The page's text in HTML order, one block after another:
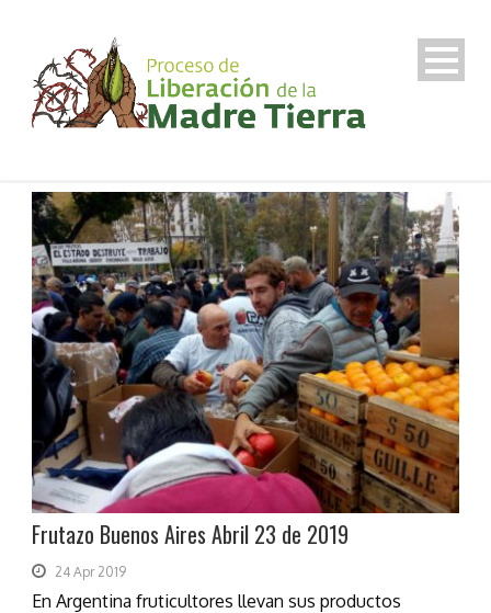
Frutazo Buenos Aires Abril 23 de 2019
24 Apr 2019
En Argentina fruticultores llevan sus productos